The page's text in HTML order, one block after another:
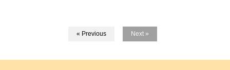
« Previous Next »